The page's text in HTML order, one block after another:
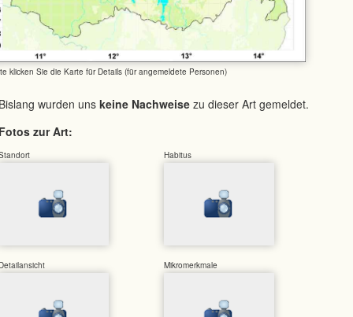
klicken Sie die Karte für Details (für angemeldete Personen)
wurden uns keine Nachweise zu dieser Art gemeldet.
zur Art:
Habitus
Mikromerkmale